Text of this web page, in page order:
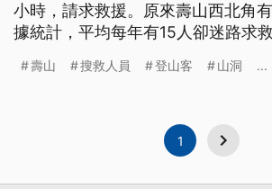
小時，請求救援。原來壽山西北角
據統計，平均每年有15人卻迷路求
這個區域是軍事管制區，民眾若再
救的60多歲老翁很相近，
壽山 搜救人員 登山客 山洞 ...
1